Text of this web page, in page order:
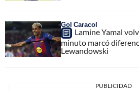
Gol Caracol
Lamine Yamal
minuto marcó
Lewandowski
PUBLICIDAD